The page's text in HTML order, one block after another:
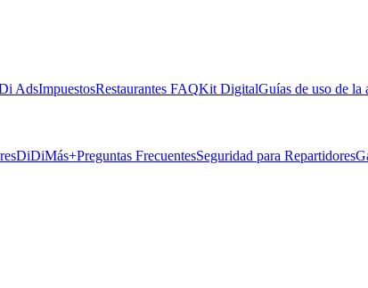
AdsImpuestosRestaurantes FAQKit DigitalGuías de uso de la
DiDiMás+Preguntas FrecuentesSeguridad para Repartidores